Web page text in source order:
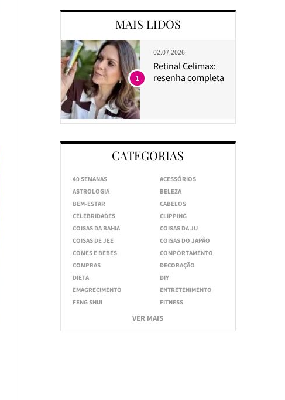
MAIS LIDOS
02.07.2026
Retinal Celimax:
resenha completa
1
CATEGORIAS
40 SEMANAS
ACESSÓRIOS
ASTROLOGIA
BELEZA
BEM-ESTAR
CABELOS
CELEBRIDADES
CLIPPING
COISAS DA BAHIA
COISAS DA JU
COISAS DE JEE
COISAS DO JAPÃO
COMES E BEBES
COMPORTAMENTO
COMPRAS
DECORAÇÃO
DIETA
DIY
EMAGRECIMENTO
ENTRETENIMENTO
FENG SHUI
FITNESS
VER MAIS